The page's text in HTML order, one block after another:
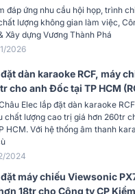
Nội (ITC T-776P, T-60DTB,
đáp ứng nhu cầu hội họp, trình
lượng không gian làm việc,
Xây dựng Vương Thành Phá
2026
dàn karaoke RCF, máy
cho anh Đốc tại TP HCM
IPS 2.5K, BPC-R500, S15,
Elec lắp đặt dàn karaoke
chất lượng cao trị giá hơn 260tr
HCM. Với hệ thống âm thanh
2024
đặt máy chiếu Viewsonic
18tr cho Công ty CP